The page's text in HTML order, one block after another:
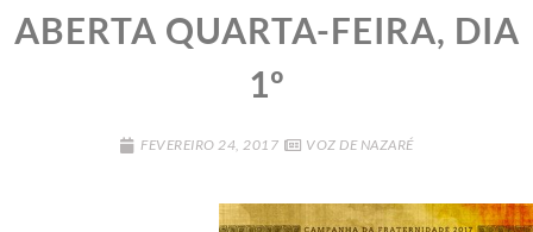
ABERTA QUARTA-FEIRA, DIA
1º
FEVEREIRO 24, 2017 VOZ DE NAZARÉ